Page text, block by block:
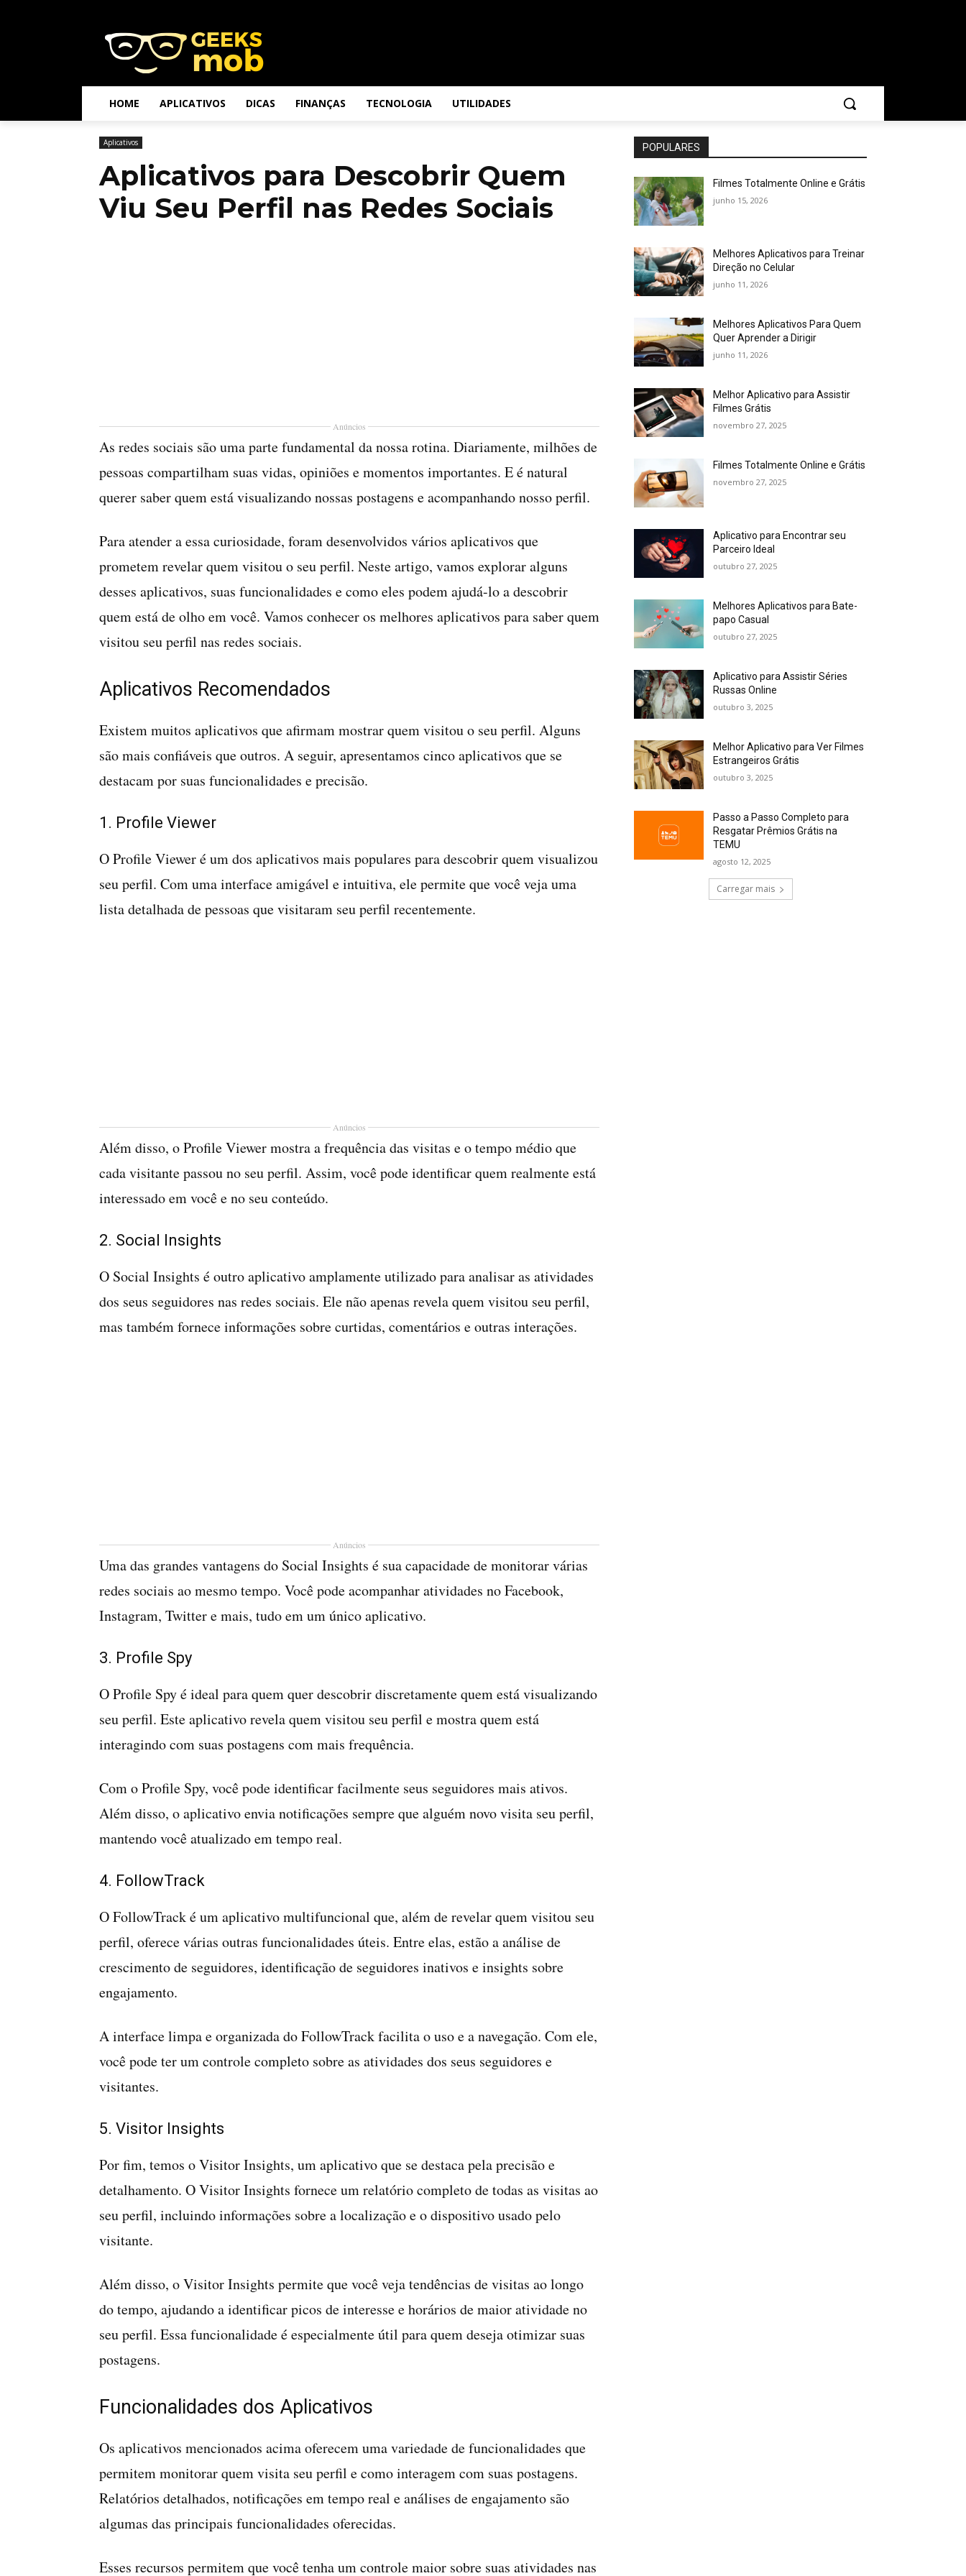
HOME APLICATIVOS DICAS FINANÇAS TECNOLOGIA UTILIDADES
Aplicativos
Aplicativos para Descobrir Quem
Viu Seu Perfil nas Redes Sociais
Anúncios
As redes sociais são uma parte fundamental da nossa rotina. Diariamente, milhões de
pessoas compartilham suas vidas, opiniões e momentos importantes. E é natural
querer saber quem está visualizando nossas postagens e acompanhando nosso perfil.
Para atender a essa curiosidade, foram desenvolvidos vários aplicativos que
prometem revelar quem visitou o seu perfil. Neste artigo, vamos explorar alguns
desses aplicativos, suas funcionalidades e como eles podem ajudá-lo a descobrir
quem está de olho em você. Vamos conhecer os melhores aplicativos para saber quem
visitou seu perfil nas redes sociais.
Aplicativos Recomendados
Existem muitos aplicativos que afirmam mostrar quem visitou o seu perfil. Alguns
são mais confiáveis que outros. A seguir, apresentamos cinco aplicativos que se
destacam por suas funcionalidades e precisão.
1. Profile Viewer
O Profile Viewer é um dos aplicativos mais populares para descobrir quem visualizou
seu perfil. Com uma interface amigável e intuitiva, ele permite que você veja uma
lista detalhada de pessoas que visitaram seu perfil recentemente.
Anúncios
Além disso, o Profile Viewer mostra a frequência das visitas e o tempo médio que
cada visitante passou no seu perfil. Assim, você pode identificar quem realmente está
interessado em você e no seu conteúdo.
2. Social Insights
O Social Insights é outro aplicativo amplamente utilizado para analisar as atividades
dos seus seguidores nas redes sociais. Ele não apenas revela quem visitou seu perfil,
mas também fornece informações sobre curtidas, comentários e outras interações.
Anúncios
Uma das grandes vantagens do Social Insights é sua capacidade de monitorar várias
redes sociais ao mesmo tempo. Você pode acompanhar atividades no Facebook,
Instagram, Twitter e mais, tudo em um único aplicativo.
3. Profile Spy
O Profile Spy é ideal para quem quer descobrir discretamente quem está visualizando
seu perfil. Este aplicativo revela quem visitou seu perfil e mostra quem está
interagindo com suas postagens com mais frequência.
Com o Profile Spy, você pode identificar facilmente seus seguidores mais ativos.
Além disso, o aplicativo envia notificações sempre que alguém novo visita seu perfil,
mantendo você atualizado em tempo real.
4. FollowTrack
O FollowTrack é um aplicativo multifuncional que, além de revelar quem visitou seu
perfil, oferece várias outras funcionalidades úteis. Entre elas, estão a análise de
crescimento de seguidores, identificação de seguidores inativos e insights sobre
engajamento.
A interface limpa e organizada do FollowTrack facilita o uso e a navegação. Com ele,
você pode ter um controle completo sobre as atividades dos seus seguidores e
visitantes.
5. Visitor Insights
Por fim, temos o Visitor Insights, um aplicativo que se destaca pela precisão e
detalhamento. O Visitor Insights fornece um relatório completo de todas as visitas ao
seu perfil, incluindo informações sobre a localização e o dispositivo usado pelo
visitante.
Além disso, o Visitor Insights permite que você veja tendências de visitas ao longo
do tempo, ajudando a identificar picos de interesse e horários de maior atividade no
seu perfil. Essa funcionalidade é especialmente útil para quem deseja otimizar suas
postagens.
Funcionalidades dos Aplicativos
Os aplicativos mencionados acima oferecem uma variedade de funcionalidades que
permitem monitorar quem visita seu perfil e como interagem com suas postagens.
Relatórios detalhados, notificações em tempo real e análises de engajamento são
algumas das principais funcionalidades oferecidas.
Esses recursos permitem que você tenha um controle maior sobre suas atividades nas
POPULARES
Filmes Totalmente Online e Grátis
junho 15, 2026
Melhores Aplicativos para Treinar
Direção no Celular
junho 11, 2026
Melhores Aplicativos Para Quem
Quer Aprender a Dirigir
junho 11, 2026
Melhor Aplicativo para Assistir
Filmes Grátis
novembro 27, 2025
Filmes Totalmente Online e Grátis
novembro 27, 2025
Aplicativo para Encontrar seu
Parceiro Ideal
outubro 27, 2025
Melhores Aplicativos para Bate-
papo Casual
outubro 27, 2025
Aplicativo para Assistir Séries
Russas Online
outubro 3, 2025
Melhor Aplicativo para Ver Filmes
Estrangeiros Grátis
outubro 3, 2025
Passo a Passo Completo para
Resgatar Prêmios Grátis na
TEMU
agosto 12, 2025
Carregar mais